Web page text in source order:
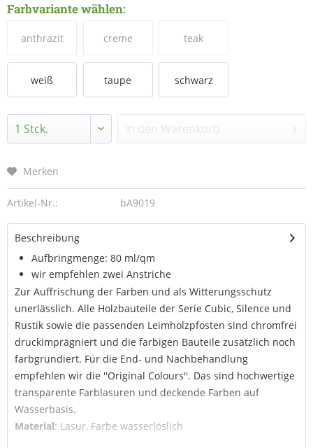
Farbvariante wählen:
anthrazit creme teak
weiß taupe schwarz
In den Warenkorb
Merken
Artikel-Nr.: bA9019
Beschreibung
Aufbringmenge: 80 ml/qm
wir empfehlen zwei Anstriche
Zur Auffrischung der Farben und als Witterungsschutz
unerlässlich. Alle Holzbauteile der Serie Cubic, Silence und
Rustik sowie die passenden Leimholzpfosten sind chromfrei
druckimprägniert und die farbigen Bauteile zusätzlich noch
farbgrundiert. Für die End- und Nachbehandlung
empfehlen wir die ''Original Colours''. Das sind hochwertige
transparente Farblasuren und deckende Farben auf
Wasserbasis.
Material: Lasur, Farbe wasserlöslich